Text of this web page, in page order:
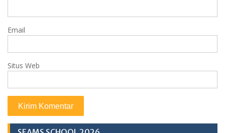
Email
Situs Web